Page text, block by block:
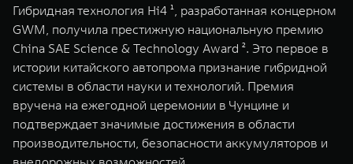
WEY 07
Расширяя границы комфорта
от 6 149 000 ₽
WEY 05
Эстетика
от 5 699
Гибридная технология Hi4 ¹, разработанная концерном
GWM, получила престижную национальную премию
China SAE Science & Technology Award ². Это первое в
истории китайского автопрома признание гибридной
системы в области науки и технологий. Премия
вручена на ежегодной церемонии в Чунцине и
подтверждает значимые достижения в области
производительности, безопасности аккумуляторов и